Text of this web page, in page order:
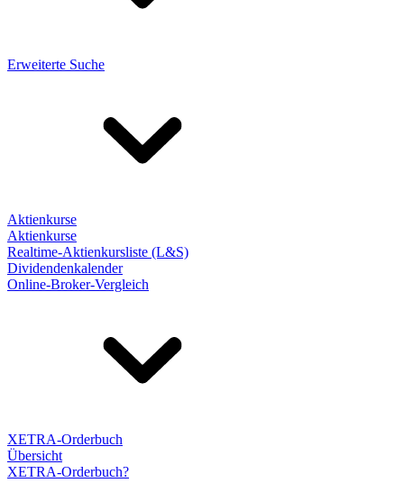
Erweiterte Suche
Aktienkurse
Aktienkurse
Realtime-Aktienkursliste (L&S)
Dividendenkalender
Online-Broker-Vergleich
XETRA-Orderbuch
Übersicht
XETRA-Orderbuch?